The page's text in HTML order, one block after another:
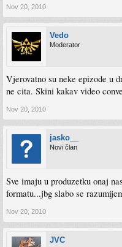
Nov 20, 2010
Vedo
Moderator
Vjerovatno su neke epizode u
ne cita. Skini kakav video
Nov 20, 2010
jasko__
Novi član
Sve imaju u produzetku onaj
formatu...jbg slabo se
Nov 20, 2010
JVC